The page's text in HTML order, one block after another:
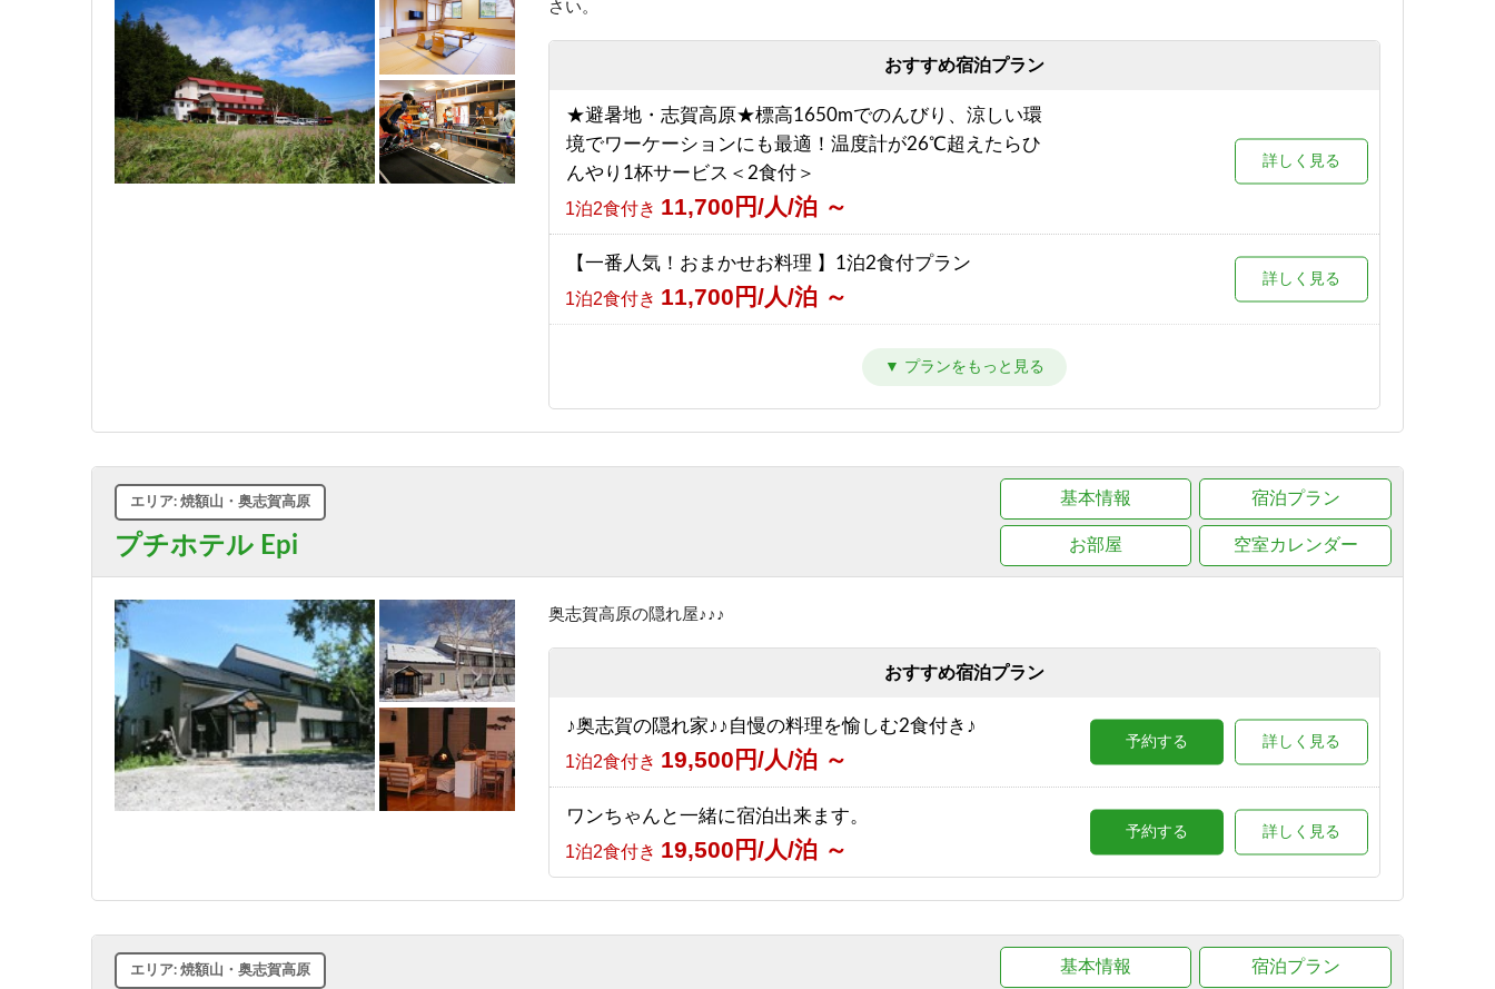
さい。
おすすめ宿泊プラン
★避暑地・志賀高原★標高1650mでのんびり、涼しい環
境でワーケーションにも最適！温度計が26℃超えたらひ
んやり1杯サービス＜2食付＞
詳しく見る
1泊2食付き 11,700円/人/泊 ～
【一番人気！おまかせお料理 】1泊2食付プラン
詳しく見る
1泊2食付き 11,700円/人/泊 ～
詳しく見る
【1泊2食付き】大自然の中のサウナを満喫♪幸の湯のテ
ントサウナ90分＆オロポ1杯サービス！
詳しく見る
予約する
【グリーンシーズン限定】3泊以上のお得な連泊プラン
（1泊2食付き）
詳しく見る
予約する
【グリーンシーズン限定】3泊以上のお得な連泊プラン
（食事なし）
詳しく見る
予約する
プチホテル Epi
エリア: 焼額山・奥志賀高原
奥志賀高原の隠れ屋♪♪♪
基本情報 宿泊プラン
お部屋 空室カレンダー
おすすめ宿泊プラン
♪奥志賀の隠れ家♪♪自慢の料理を愉しむ2食付き♪
詳しく見る
予約する
1泊2食付き 19,500円/人/泊 ～
ワンちゃんと一緒に宿泊出来ます。
詳しく見る
予約する
1泊2食付き 19,500円/人/泊 ～
エリア: 焼額山・奥志賀高原 基本情報 宿泊プラン